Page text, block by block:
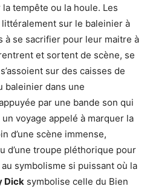
tempête ou la houle. Les
sur le baleinier à
à se sacrifier pour leur maitre à
et sortent de scène, se
sur des caisses de
baleinier dans une
par une bande son qui
voyage appelé à marquer la
d’une scène immense,
d’une troupe pléthorique pour
symbolisme si puissant où la
Dick symbolise celle du Bien